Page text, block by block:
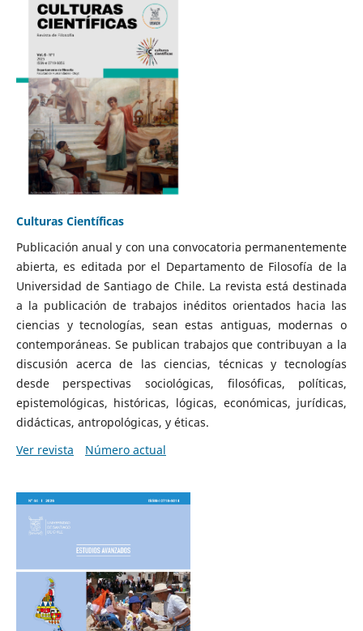
Culturas Científicas
Publicación anual y con una convocatoria permanentemente
abierta, es editada por el Departamento de Filosofía de la
Universidad de Santiago de Chile. La revista está destinada
a la publicación de trabajos inéditos orientados hacia las
ciencias y tecnologías, sean estas antiguas, modernas o
contemporáneas. Se publican trabajos que contribuyan a la
discusión acerca de las ciencias, técnicas y tecnologías
desde perspectivas sociológicas, filosóficas, políticas,
epistemológicas, históricas, lógicas, económicas, jurídicas,
didácticas, antropológicas, y éticas.
Ver revista
Número actual